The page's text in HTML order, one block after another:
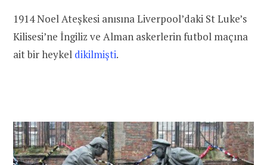
1914NoelAteşkesi anısına Liverpool’daki St Luke’s
Kilisesi’ne İngiliz ve Alman askerlerin futbol maçına
ait bir heykel dikilmişti.